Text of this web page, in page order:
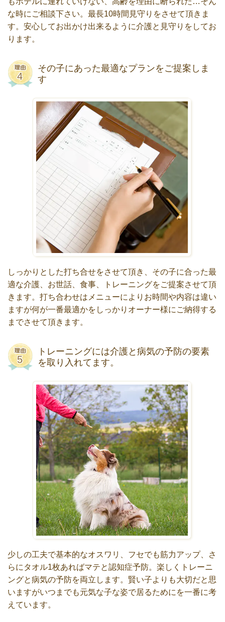
な時にご相談下さい。最長10時間見守りをさせて頂きま
す。安心してお出かけ出来るように介護と見守りをしてお
ります。
その子にあった最適なプランをご提案しま
す
しっかりとした打ち合せをさせて頂き、その子に合った最
適な介護、お世話、食事、トレーニングをご提案させて頂
きます。打ち合わせはメニューによりお時間や内容は違い
ますが何が一番最適かをしっかりオーナー様にご納得する
までさせて頂きます。
トレーニングには介護と病気の予防の要素
を取り入れてます。
少しの工夫で基本的なオスワリ、フセでも筋力アップ、さ
らにタオル1枚あればマテと認知症予防。楽しくトレーニ
ングと病気の予防を両立します。賢い子よりも大切だと思
いますがいつまでも元気な子な姿で居るためにを一番に考
えています。